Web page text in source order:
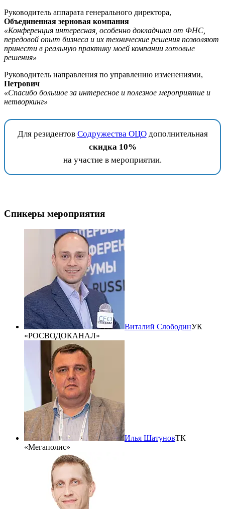
Руководитель аппарата генерального директора,
Объединенная зерновая компания
«Конференция интересная, особенно докладчики от ФНС,
передовой опыт бизнеса и их технические решения позволяют
принести в реальную практику моей компании готовые
решения»
Руководитель направления по управлению изменениями,
Петрович
«Спасибо большое за интересное и полезное мероприятие и
нетворкинг»
Для резидентов Содружества ОЦОдополнительная
скидка 10%
на участие в мероприятии.
Спикеры мероприятия
Виталий СлободинУК
«РОСВОДОКАНАЛ»
Илья ШатуновТК
«Мегаполис»